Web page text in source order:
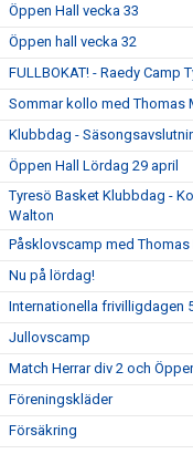
Öppen Hall vecka 33
Öppen hall vecka 32
FULLBOKAT! - Raedy Camp
Sommar kollo med Thomas
Klubbdag -
Öppen Hall Lördag 29 april
Tyresö Basket Klubbdag -
Walton
Påsklovscamp med
Nu på lördag!
Internationella frivilligdagen
Jullovscamp
Match Herrar div 2 och
Föreningskläder
Försäkring